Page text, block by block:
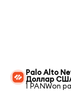
Palo Alto
Доллар
1 PANWon